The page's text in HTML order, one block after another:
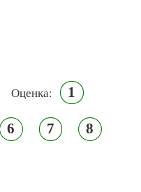
Оценка: 1
6 7 8